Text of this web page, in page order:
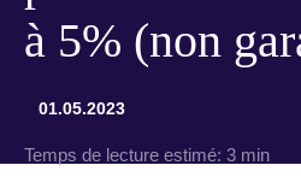
à 5% (non
01.05.2023
Temps de lecture estimé: 3 min